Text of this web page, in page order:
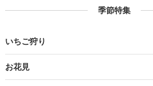
季節特集
いちご狩り
お花見